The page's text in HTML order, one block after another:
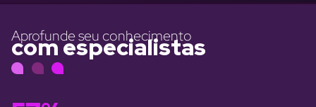
Aprofunde seu conhecimento
com especialistas